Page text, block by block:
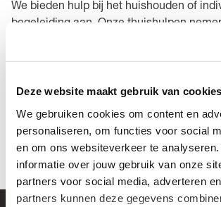
Deze website maakt gebruik van cookies
We gebruiken cookies om content en
personaliseren, om functies voor social
en om ons websiteverkeer te
informatie over jouw gebruik van onze
partners voor social media, adverteren
partners kunnen deze gegevens
We bieden hulp bij het huishouden of
begeleiding aan. Onze thuishulpen
taken over, zoals schoonmaken.
medewerkers mogen alleen taken doen
ondersteuningsplan staan.